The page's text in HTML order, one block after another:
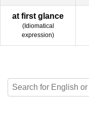
at first glance
(Idiomatical
expression)